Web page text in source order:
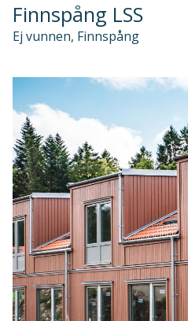
Finnspång LSS
Ej vunnen, Finnspång